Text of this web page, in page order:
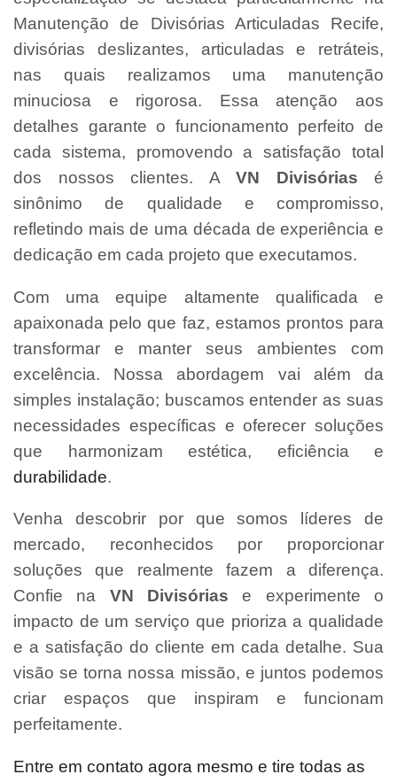
Manutenção de Divisórias Articuladas Recife,
divisórias deslizantes, articuladas e retráteis,
nas quais realizamos uma manutenção
minuciosa e rigorosa. Essa atenção aos
detalhes garante o funcionamento perfeito de
cada sistema, promovendo a satisfação total
dos nossos clientes. A VN Divisórias é
sinônimo de qualidade e compromisso,
refletindo mais de uma década de experiência e
dedicação em cada projeto que executamos.
Com uma equipe altamente qualificada e
apaixonada pelo que faz, estamos prontos para
transformar e manter seus ambientes com
excelência. Nossa abordagem vai além da
simples instalação; buscamos entender as suas
necessidades específicas e oferecer soluções
que harmonizam estética, eficiência e
durabilidade.
Venha descobrir por que somos líderes de
mercado, reconhecidos por proporcionar
soluções que realmente fazem a diferença.
Confie na VN Divisórias e experimente o
impacto de um serviço que prioriza a qualidade
e a satisfação do cliente em cada detalhe. Sua
visão se torna nossa missão, e juntos podemos
criar espaços que inspiram e funcionam
perfeitamente.
Entre em contato agora mesmo e tire todas as